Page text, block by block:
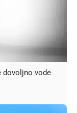
dovoljno vode